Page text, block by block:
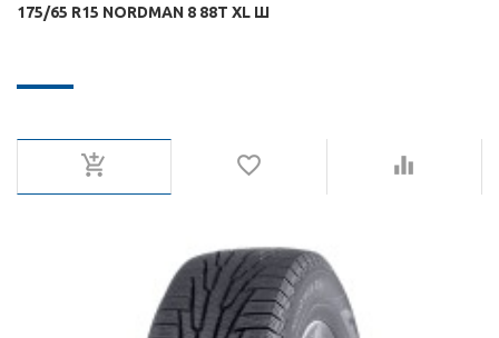
175/65 R15 NORDMAN 8 88T XL Ш